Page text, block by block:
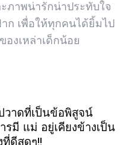
ะภาพน่ารักน่าประทับใจ
ก เพื่อให้ทุกคนได้ยิ้มไป
งเหล่าเด็กน้อย
วาดที่เป็นข้อพิสูจน์
รมี แม่ อยู่เคียงข้างเป็น